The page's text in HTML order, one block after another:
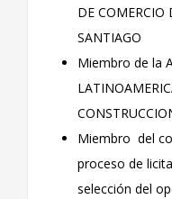
DE COMERCIO
SANTIAGO
Miembro de la
Miembro del
proceso de
selección del